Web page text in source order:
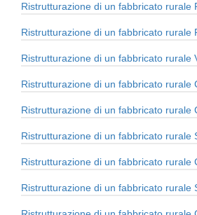
Ristrutturazione di un fabbricato rurale
Ristrutturazione di un fabbricato rurale
Ristrutturazione di un fabbricato rurale
Ristrutturazione di un fabbricato rurale
Ristrutturazione di un fabbricato rurale
Ristrutturazione di un fabbricato rurale
Ristrutturazione di un fabbricato rurale
Ristrutturazione di un fabbricato rurale